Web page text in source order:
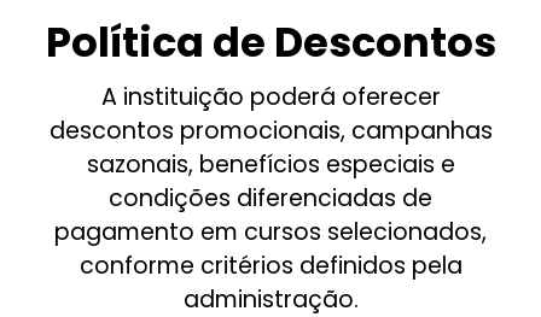
Política de Descontos
A instituição poderá oferecer
descontos promocionais, campanhas
sazonais, benefícios especiais e
condições diferenciadas de
pagamento em cursos selecionados,
conforme critérios definidos pela
administração.